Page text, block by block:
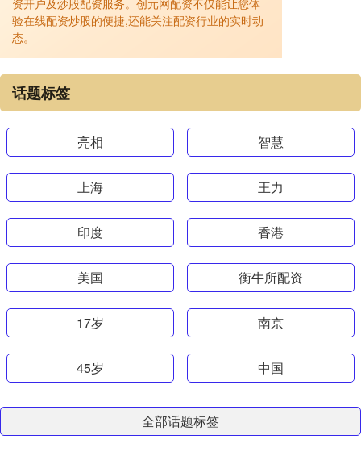
资开户及炒股配资服务。创元网配资不仅能让您体
验在线配资炒股的便捷,还能关注配资行业的实时动
态。
话题标签
亮相 智慧
上海 王力
印度 香港
美国 衡牛所配资
17岁 南京
45岁 中国
全部话题标签